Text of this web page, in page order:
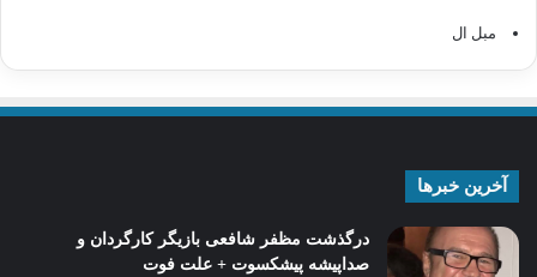
مبل ال
آخرین خبرها
درگذشت مظفر شافعی بازیگر کارگردان و
صداپیشه پیشکسوت + علت فوت